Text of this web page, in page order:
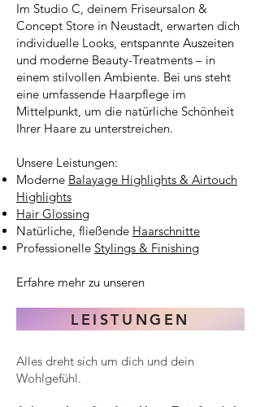
Im Studio C, deinem Friseursalon &
Concept Store in Neustadt, erwarten dich
individuelle Looks, entspannte Auszeiten
und moderne Beauty-Treatments – in
einem stilvollen Ambiente. Bei uns steht
eine umfassende Haarpflege im
Mittelpunkt, um die natürliche Schönheit
Ihrer Haare zu unterstreichen.
Unsere Leistungen:
Moderne Balayage Highlights & Airtouch
Highlights
Hair Glossing
Natürliche, fließende Haarschnitte
Professionelle Stylings & Finishing
Erfahre mehr zu unseren
Alles dreht sich um dich und dein
Wohlgefühl.
LEISTUNGEN